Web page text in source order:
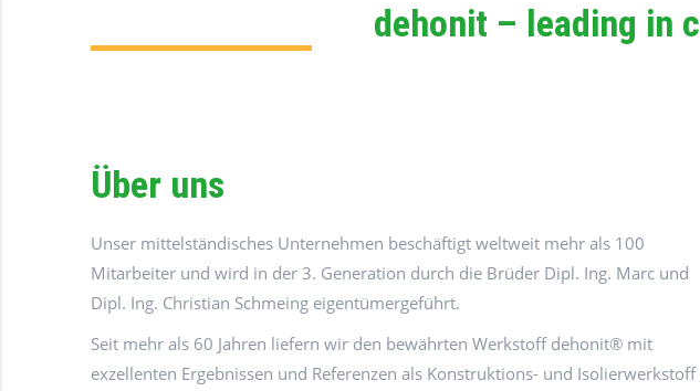
dehonit – leading in
Über uns
Unser mittelständisches Unternehmen beschäftigt weltweit mehr als 100
Mitarbeiter und wird in der 3. Generation durch die Brüder Dipl. Ing. Marc und
Dipl. Ing. Christian Schmeing eigentümergeführt.
Seit mehr als 60 Jahren liefern wir den bewährten Werkstoff dehonit® mit
exzellenten Ergebnissen und Referenzen als Konstruktions- und Isolierwerkstoff